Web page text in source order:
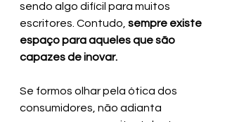
sendo algo difícil para muitos
escritores. Contudo, sempre existe
espaço para aqueles que são
capazes de inovar.
Se formos olhar pela ótica dos
consumidores, não adianta